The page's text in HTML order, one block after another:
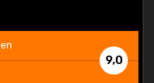
9,0